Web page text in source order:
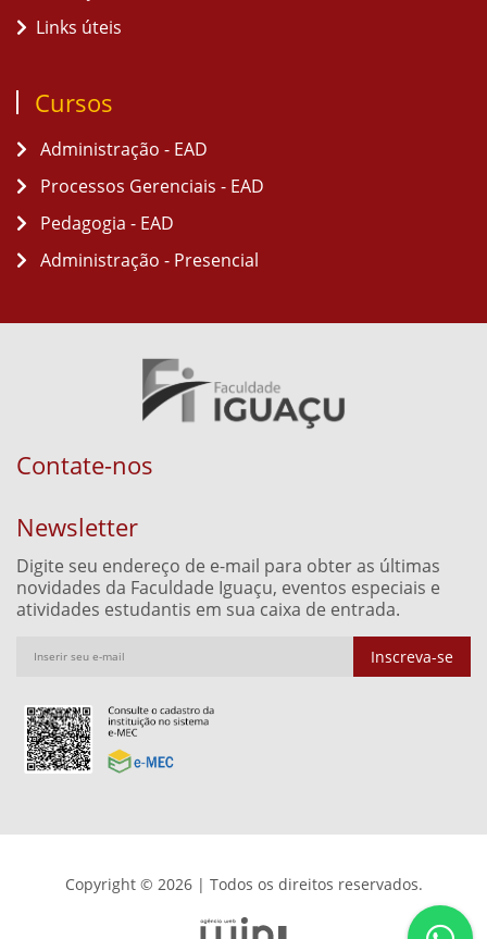
Links úteis
Cursos
Administração - EAD
Processos Gerenciais - EAD
Pedagogia - EAD
Administração - Presencial
Contate-nos
Newsletter
Digite seu endereço de e-mail para obter as últimas
novidades da Faculdade Iguaçu, eventos especiais e
atividades estudantis em sua caixa de entrada.
Inscreva-se
Copyright © 2026 | Todos os direitos reservados.